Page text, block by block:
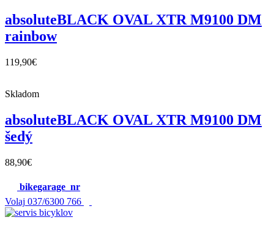
absoluteBLACK OVAL XTR M9100 DM
rainbow
119,90€
Skladom
absoluteBLACK OVAL XTR M9100 DM
šedý
88,90€
bikegarage_nr
Volaj 037/6300 766